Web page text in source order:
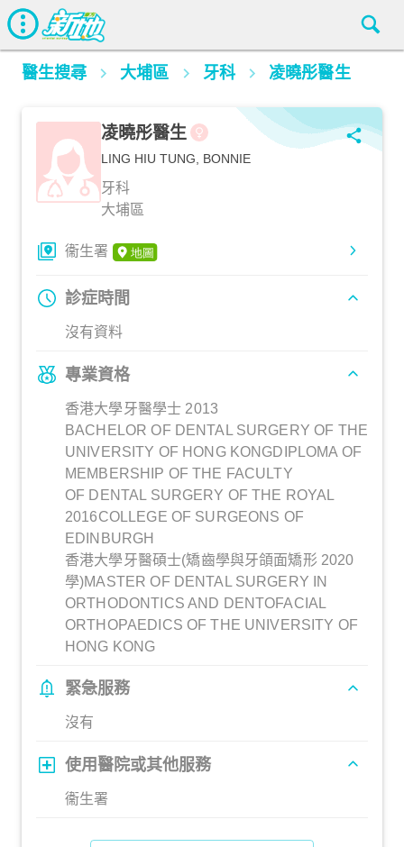
醫生搜尋 大埔區 牙科 凌曉彤醫生
凌曉彤醫生
LING HIU TUNG, BONNIE
牙科
大埔區
衞生署
診症時間
沒有資料
專業資格
香港大學牙醫學士 2013
BACHELOR OF DENTAL SURGERY OF THE
UNIVERSITY OF HONG KONGDIPLOMA OF
MEMBERSHIP OF THE FACULTY
OF DENTAL SURGERY OF THE ROYAL
2016COLLEGE OF SURGEONS OF
EDINBURGH
香港大學牙醫碩士(矯齒學與牙頜面矯形 2020
學)MASTER OF DENTAL SURGERY IN
ORTHODONTICS AND DENTOFACIAL
ORTHOPAEDICS OF THE UNIVERSITY OF
HONG KONG
緊急服務
沒有
使用醫院或其他服務
衞生署